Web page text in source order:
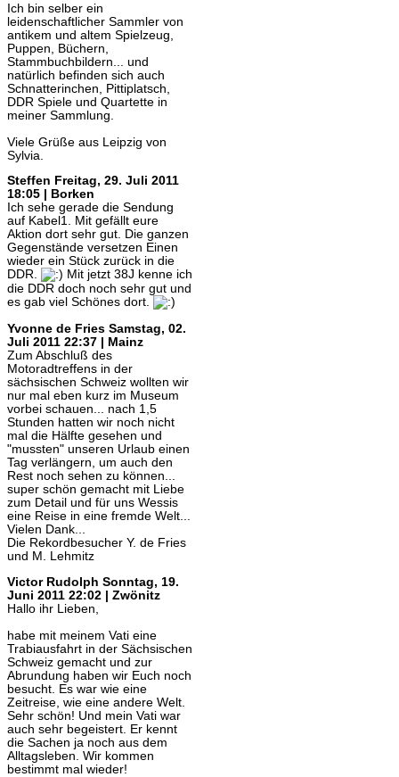
Ich bin selber ein
leidenschaftlicher Sammler von
antikem und altem Spielzeug,
Puppen, Büchern,
Stammbuchbildern... und
natürlich befinden sich auch
Schnatterinchen, Pittiplatsch,
DDR Spiele und Quartette in
meiner Sammlung.
Viele Grüße aus Leipzig von
Sylvia.
Steffen Freitag, 29. Juli 2011
18:05 | Borken
Ich sehe gerade die Sendung
auf Kabel1. Mit gefällt eure
Aktion dort sehr gut. Die ganzen
Gegenstände versetzen Einen
wieder ein Stück zurück in die
DDR.
Mit jetzt 38J kenne ich
die DDR doch noch sehr gut und
es gab viel Schönes dort.
Yvonne de Fries Samstag, 02.
Juli 2011 22:37 | Mainz
Zum Abschluß des
Motoradtreffens in der
sächsischen Schweiz wollten wir
nur mal eben kurz im Museum
vorbei schauen... nach 1,5
Stunden hatten wir noch nicht
mal die Hälfte gesehen und
"mussten" unseren Urlaub einen
Tag verlängern, um auch den
Rest noch sehen zu können...
super schön gemacht mit Liebe
zum Detail und für uns Wessis
eine Reise in eine fremde Welt...
Vielen Dank...
Die Rekordbesucher Y. de Fries
und M. Lehmitz
Victor Rudolph Sonntag, 19.
Juni 2011 22:02 | Zwönitz
Hallo ihr Lieben,
habe mit meinem Vati eine
Trabiausfahrt in der Sächsischen
Schweiz gemacht und zur
Abrundung haben wir Euch noch
besucht. Es war wie eine
Zeitreise, wie eine andere Welt.
Sehr schön! Und mein Vati war
auch sehr begeistert. Er kennt
die Sachen ja noch aus dem
Alltagsleben. Wir kommen
bestimmt mal wieder!